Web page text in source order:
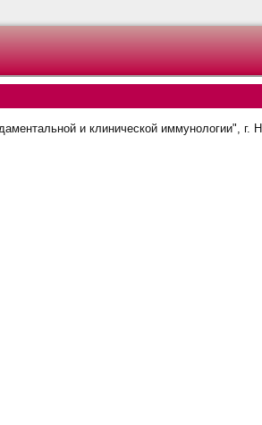
и клинической иммунологии", г.